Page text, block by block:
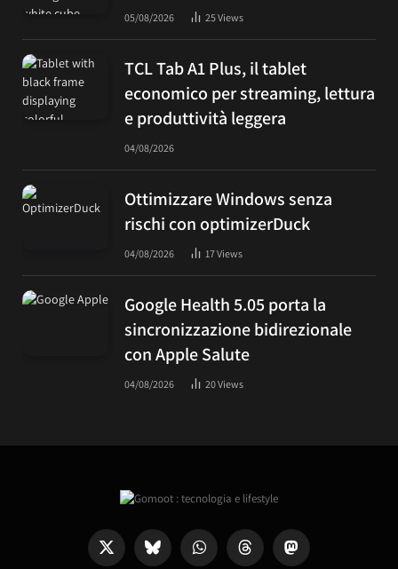
05/08/2026 25Views
TCL Tab A1 Plus, il tablet
economico per streaming, lettura
e produttività leggera
04/08/2026
Ottimizzare Windows senza
rischi con optimizerDuck
04/08/2026 17Views
Google Health 5.05 porta la
sincronizzazione bidirezionale
con Apple Salute
04/08/2026 20Views
X
Bluesky WhatsAppThreads Mastodon